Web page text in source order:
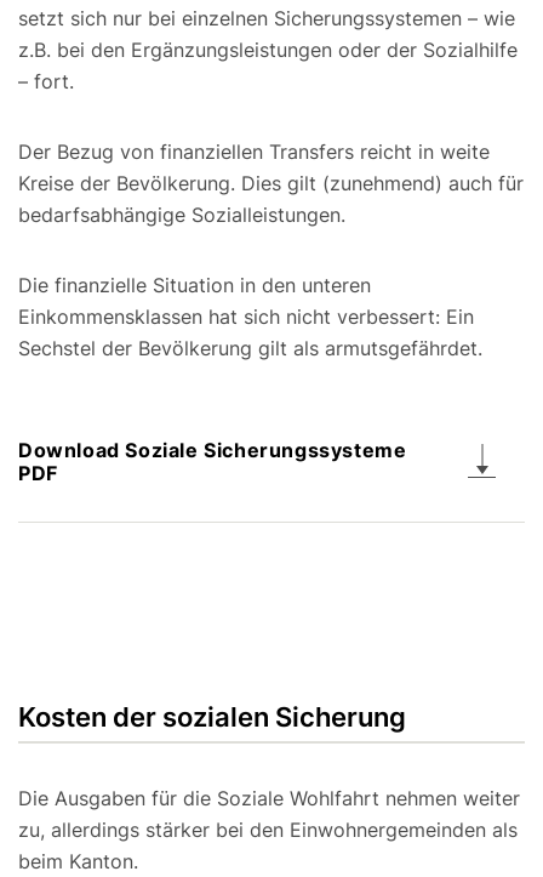
setzt sich nur bei einzelnen Sicherungssystemen – wie
z.B. bei den Ergänzungsleistungen oder der Sozialhilfe
– fort.
Der Bezug von finanziellen Transfers reicht in weite
Kreise der Bevölkerung. Dies gilt (zunehmend) auch für
bedarfsabhängige Sozialleistungen.
Die finanzielle Situation in den unteren
Einkommensklassen hat sich nicht verbessert: Ein
Sechstel der Bevölkerung gilt als armutsgefährdet.
Download Soziale Sicherungssysteme
PDF
Kosten der sozialen Sicherung
Die Ausgaben für die Soziale Wohlfahrt nehmen weiter
zu, allerdings stärker bei den Einwohnergemeinden als
beim Kanton.